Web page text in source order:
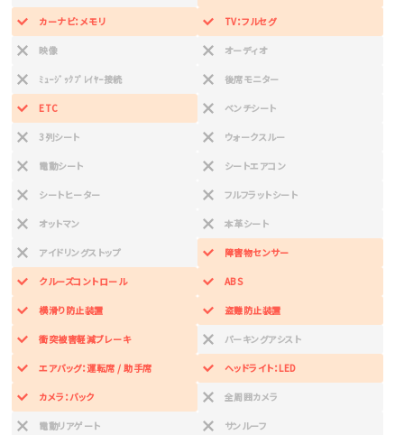
カーナビ：メモリ TV：フルセグ
映像 オーディオ
ﾐｭｰｼﾞｯｸﾌﾟﾚｲﾔｰ接続 後席モニター
ETC ベンチシート
3列シート ウォークスルー
電動シート シートエアコン
シートヒーター フルフラットシート
オットマン 本革シート
アイドリングストップ 障害物センサー
クルーズコントロール ABS
横滑り防止装置 盗難防止装置
衝突被害軽減ブレーキ パーキングアシスト
エアバッグ：運転席 / 助手席 ヘッドライト：LED
カメラ：バック 全周囲カメラ
電動リアゲート サンルーフ